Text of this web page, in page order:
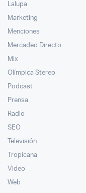
Lalupa
Marketing
Menciones
Mercadeo Directo
Mix
Olímpica Stereo
Podcast
Prensa
Radio
SEO
Televisión
Tropicana
Video
Web